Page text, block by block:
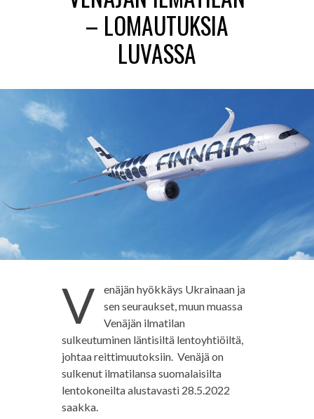
– LOMAUTUKSIA
LUVASSA
V
enäjän hyökkäys Ukrainaan ja
sen seuraukset, muun muassa
Venäjän ilmatilan
sulkeutuminen läntisiltä lentoyhtiöiltä,
johtaa reittimuutoksiin. Venäjä on
sulkenut ilmatilansa suomalaisilta
lentokoneilta alustavasti 28.5.2022
saakka.